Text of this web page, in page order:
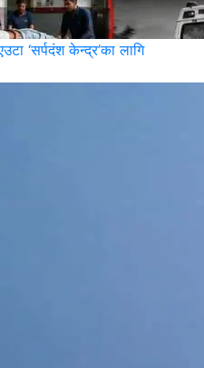
‘सर्पदंश केन्द्र’का लागि